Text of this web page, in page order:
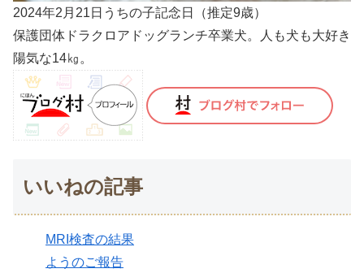
2024年2月21日うちの子記念日（推定9歳）
保護団体ドラクロアドッグランチ卒業犬。人も犬も大好き
陽気な14㎏。
いいねの記事
MRI検査の結果
ようのご報告